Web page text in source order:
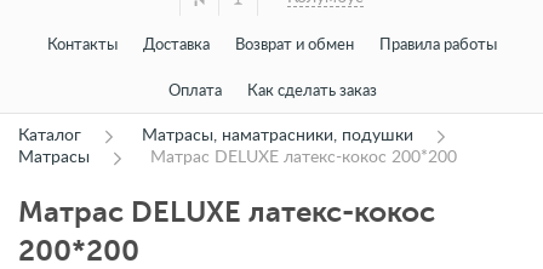
Контакты Доставка Возврат и обмен Правила работы
Оплата Как сделать заказ
Каталог
Матрасы, наматрасники, подушки
Матрасы
Матрас DELUXE латекс-кокос 200*200
Матрас DELUXE латекс-кокос
200*200